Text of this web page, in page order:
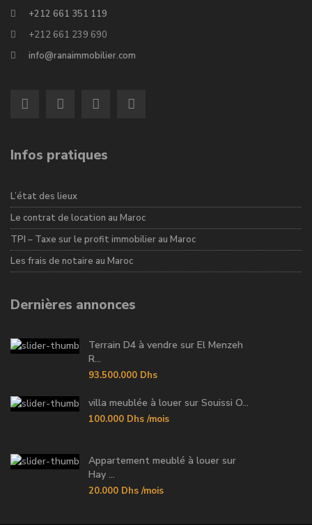
+212 661 351 119
+212 661 239 690
info@ranaimmobilier.com
Infos pratiques
L’état des lieux
Le contrat de location au Maroc
TPI – Taxe sur le profit immobilier au Maroc
Les frais de notaire au Maroc
Dernières annonces
Terrain D4 à vendre sur El Menzeh
R...
93.500.000 Dhs
villa meublée à louer sur Souissi O...
100.000 Dhs /mois
Appartement meublé à louer sur
Hay ...
20.000 Dhs /mois